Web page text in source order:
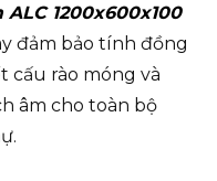
ALC 1200x600x100
đảm bảo tính đồng
cấu rào móng và
âm cho toàn bộ